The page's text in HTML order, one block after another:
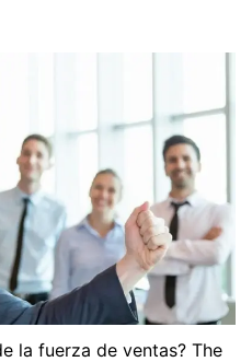
la fuerza de ventas? The